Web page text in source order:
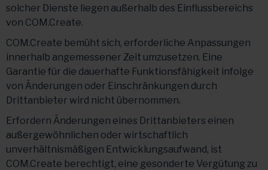
solcher Dienste liegen außerhalb des Einflussbereichs
von COM.Create.
COM.Create bemüht sich, erforderliche Anpassungen
innerhalb angemessener Zeit umzusetzen. Eine
Garantie für die dauerhafte Funktionsfähigkeit infolge
von Änderungen oder Einschränkungen durch
Drittanbieter wird nicht übernommen.
Erfordern Änderungen eines Drittanbieters einen
außergewöhnlichen oder wirtschaftlich
unverhältnismäßigen Entwicklungsaufwand, ist
COM.Create berechtigt, eine gesonderte Vergütung zu